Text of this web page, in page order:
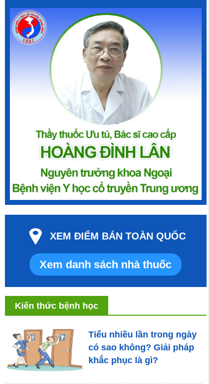
XEM ĐIỂM BÁN TOÀN QUỐC
Xem danh sách nhà thuốc
Kiến thức bệnh học
Tiểu nhiều lần trong ngày
có sao không? Giải pháp
khắc phục là gì?